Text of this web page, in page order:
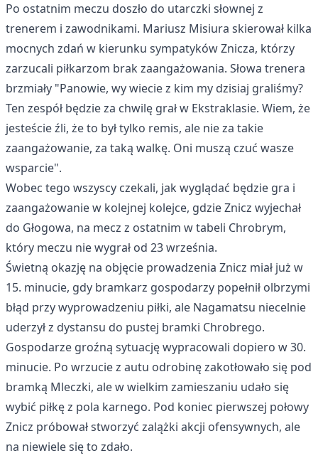
Po ostatnim meczu doszło do utarczki słownej z
trenerem i zawodnikami. Mariusz Misiura skierował kilka
mocnych zdań w kierunku sympatyków Znicza, którzy
zarzucali piłkarzom brak zaangażowania. Słowa trenera
brzmiały "Panowie, wy wiecie z kim my dzisiaj graliśmy?
Ten zespół będzie za chwilę grał w Ekstraklasie. Wiem, że
jesteście źli, że to był tylko remis, ale nie za takie
zaangażowanie, za taką walkę. Oni muszą czuć wasze
wsparcie".
Wobec tego wszyscy czekali, jak wyglądać będzie gra i
zaangażowanie w kolejnej kolejce, gdzie Znicz wyjechał
do Głogowa, na mecz z ostatnim w tabeli Chrobrym,
który meczu nie wygrał od 23 września.
Świetną okazję na objęcie prowadzenia Znicz miał już w
15. minucie, gdy bramkarz gospodarzy popełnił olbrzymi
błąd przy wyprowadzeniu piłki, ale Nagamatsu niecelnie
uderzył z dystansu do pustej bramki Chrobrego.
Gospodarze groźną sytuację wypracowali dopiero w 30.
minucie. Po wrzucie z autu odrobinę zakotłowało się pod
bramką Mleczki, ale w wielkim zamieszaniu udało się
wybić piłkę z pola karnego. Pod koniec pierwszej połowy
Znicz próbował stworzyć zalążki akcji ofensywnych, ale
na niewiele się to zdało.